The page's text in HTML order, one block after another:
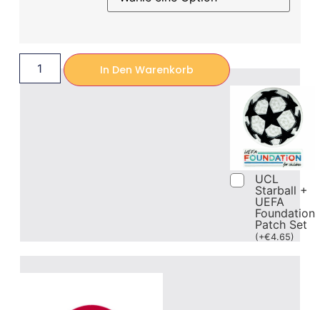
In Den Warenkorb
UCL
Starball +
UEFA
Foundation
Patch Set
(+€4.65)